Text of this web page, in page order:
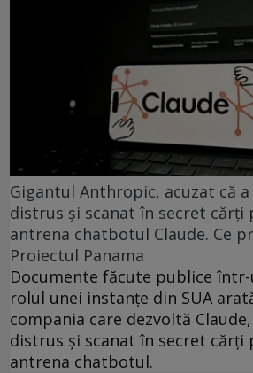
Gigantul Anthropic, acuzat că
distrus și scanat în secret cărți
antrena chatbotul Claude. Ce
Proiectul Panama
Documente făcute publice
rolul unei instanțe din SUA
compania care dezvoltă
distrus și scanat în secret cărți
antrena chatbotul.